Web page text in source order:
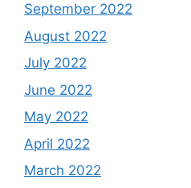
September 2022
August 2022
July 2022
June 2022
May 2022
April 2022
March 2022